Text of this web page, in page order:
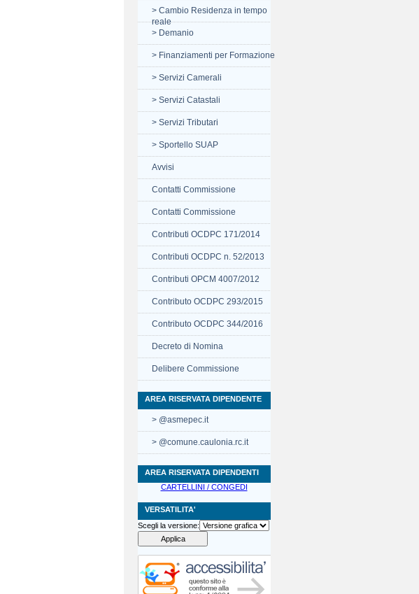
> Cambio Residenza in tempo
reale
> Demanio
> Finanziamenti per Formazione
> Servizi Camerali
> Servizi Catastali
> Servizi Tributari
> Sportello SUAP
Avvisi
Contatti Commissione
Contatti Commissione
Contributi OCDPC 171/2014
Contributi OCDPC n. 52/2013
Contributi OPCM 4007/2012
Contributo OCDPC 293/2015
Contributo OCDPC 344/2016
Decreto di Nomina
Delibere Commissione
AREA RISERVATA DIPENDENTE
> @asmepec.it
> @comune.caulonia.rc.it
AREA RISERVATA DIPENDENTI
CARTELLINI / CONGEDI
VERSATILITA'
Scegli la versione: